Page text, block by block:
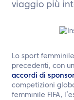
TravelHub
IT
viaggio più
Lo sport
precedenti, con
accordi di
competizioni
femminile FIFA,